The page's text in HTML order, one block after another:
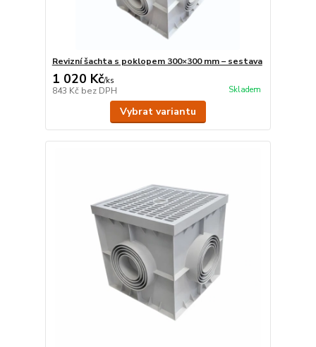
Revizní šachta s poklopem 300×300 mm – sestava
1 020 Kč/ks
843 Kč bez DPH Skladem
Vybrat variantu